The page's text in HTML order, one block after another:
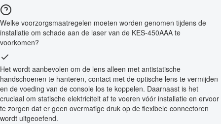
Welke voorzorgsmaatregelen moeten worden genomen tijdens de
installatie om schade aan de laser van de KES-450AAA te
voorkomen?
Het wordt aanbevolen om de lens alleen met antistatische
handschoenen te hanteren, contact met de optische lens te vermijden
en de voeding van de console los te koppelen. Daarnaast is het
cruciaal om statische elektriciteit af te voeren vóór installatie en ervoor
te zorgen dat er geen overmatige druk op de flexibele connectoren
wordt uitgeoefend.